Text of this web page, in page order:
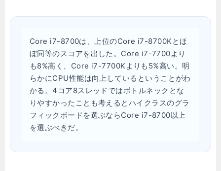
Core i7-8700は、上位のCore i7-8700Kとほ
ぼ同等のスコアを出した。Core i7-7700より
も8%高く、Core i7-7700Kよりも5%高い。明
らかにCPU性能は向上しているということがわ
かる。4コア8スレッドではボトルネックとな
りやすかったことも考えるとハイクラスのグラ
フィックボードを選ぶならCore i7-8700以上
を選ぶべきだ。